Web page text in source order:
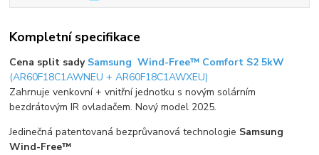
Kompletní specifikace
Cena split sady Samsung Wind-Free™ Comfort S2 5kW
(AR60F18C1AWNEU + AR60F18C1AWXEU)
Zahrnuje venkovní + vnitřní jednotku s novým solárním
bezdrátovým IR ovladačem. Nový model 2025.
Jedinečná patentovaná bezprůvanová technologie Samsung
Wind-Free™